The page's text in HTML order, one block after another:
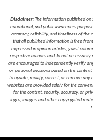
Disclaimer: The information published on
educational, and public awareness
accuracy, reliability, and timeliness of the
that all published information is free
expressed in opinion articles, guest
respective authors and do not necessarily
are encouraged to independently verify
or personal decisions based on the
to update, modify, correct, or remove any
websites are provided solely for the
for the content, security, accuracy, or
logos, images, and other copyrighted